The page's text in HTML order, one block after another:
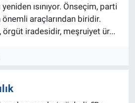
ısınıyor. Önseçim, parti
araçlarından biridir.
örgüt iradesidir, meşruiyet ür...